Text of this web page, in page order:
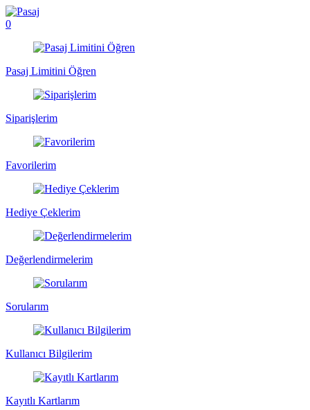
0
Pasaj Limitini Öğren
Siparişlerim
Favorilerim
Hediye Çeklerim
Değerlendirmelerim
Sorularım
Kullanıcı Bilgilerim
Kayıtlı Kartlarım